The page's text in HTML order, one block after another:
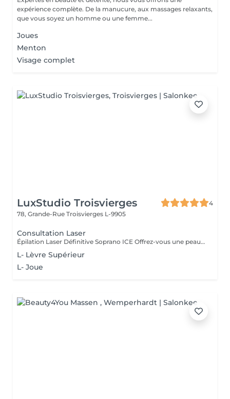
expérience complète. De la manucure, aux massages relaxants,
que vous soyez un homme ou une femme...
Joues
Menton
Visage complet
LuxStudio Troisvierges
4
78, Grande-Rue Troisvierges L-9905
Consultation Laser
Épilation Laser Définitive Soprano ICE Offrez-vous une peau lisse durablement grâce à la technologie Soprano ICE, adaptée à tous les types de peau, même bronzées. Technologie triple longueur d'onde (755, 810, 1064nm) pour éliminer tous les types de poils Traitement indolore avec système ICE pour un confort maximal Résultats visibles dès les premières séances Séance d'évaluation gratuite avant le traitement Importance de la Consultation Avant le Traitement Avant de procéder à tout traitement esthétique, il est essentiel de réaliser une consultation préalable. Cette étape est cruciale pour garantir que le traitement choisi réponde parfaitement à vos besoins et attentes. Pourquoi une Consultation ? - Évaluation Personnalisée : Lors de la consultation, notre expert évalue l'état de vos lèvres et discute de vos objectifs esthétiques. Cela permet de personnaliser le traitement pour des résultats optimaux. - Conseils Professionnels : Vous recevrez des conseils professionnels sur le traitement le plus adapté à votre type de peau et à vos préférences. - Sécurité et Confort : La consultation permet également d'identifier toute contre-indication et d'assurer que le traitement se déroulera en toute sécurité et dans le confort. Avantage Financier Le coût de la consultation sera déduit du prix du traitement choisi. Ainsi, cette étape essentielle ne représente pas un coût supplémentaire, mais un investissement dans la réussite de votre traitement. Prenez rendez-vous pour votre consultation !
L- Lèvre Supérieur
L- Joue